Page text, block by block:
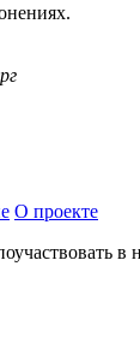
О проекте